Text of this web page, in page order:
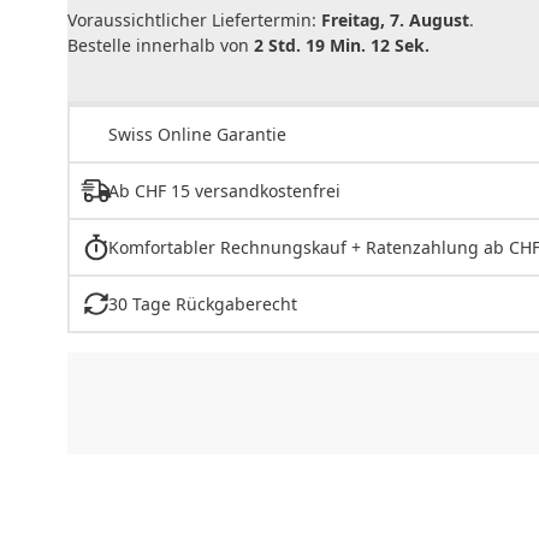
Voraussichtlicher Liefertermin: Freitag, 7. August.
Bestelle innerhalb von 2 Std. 19 Min. 12 Sek.
Swiss Online Garantie
Ab CHF 15 versandkostenfrei
Komfortabler Rechnungskauf + Ratenzahlung ab
30 Tage Rückgaberecht